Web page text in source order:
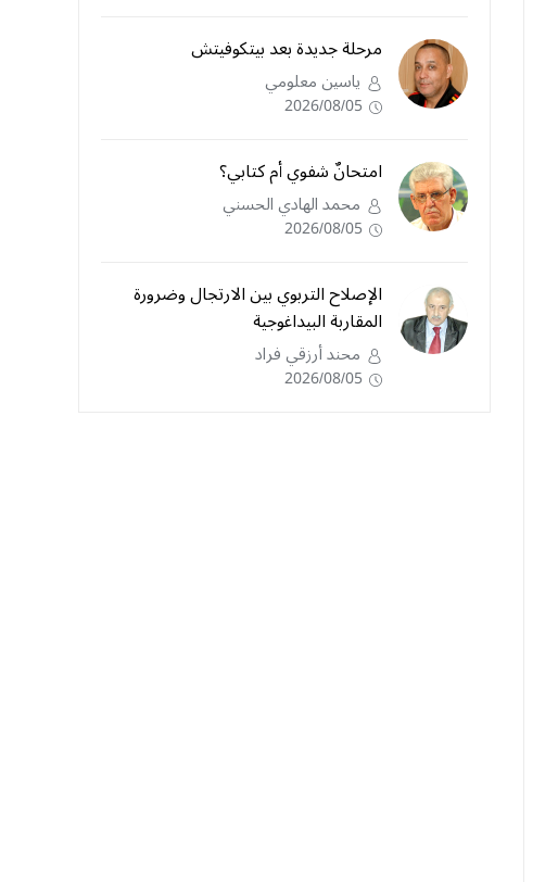
مرحلة جديدة بعد بيتكوفيتش
ياسين معلومي
2026/08/05
امتحانٌ شفوي أم كتابي؟
محمد الهادي الحسني
2026/08/05
الإصلاح التربوي بين الارتجال وضرورة
المقاربة البيداغوجية
محند أرزقي فراد
2026/08/05